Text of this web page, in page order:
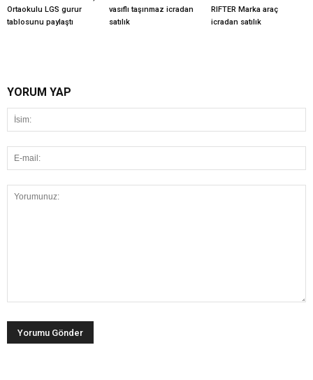
Ortaokulu LGS gurur
tablosunu paylaştı
vasıflı taşınmaz icradan
satılık
RIFTER Marka araç
icradan satılık
YORUM YAP